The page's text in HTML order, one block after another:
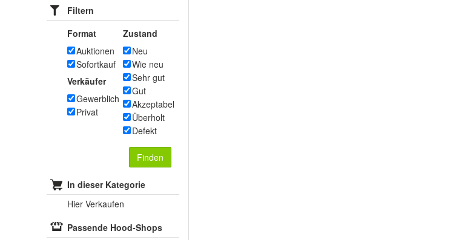
Filtern
Format
Auktionen
Sofortkauf
Verkäufer
Gewerblich
Privat
Zustand
Neu
Wie neu
Sehr gut
Gut
Akzeptabel
Überholt
Defekt
Finden
In dieser Kategorie
Hier Verkaufen
Passende Hood-Shops